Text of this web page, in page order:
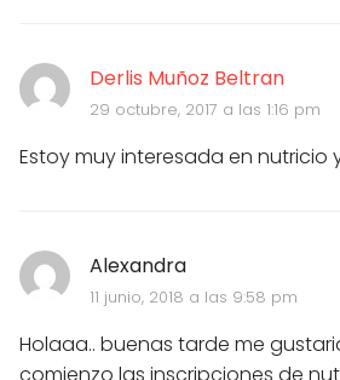
Derlis Muñoz Beltran
29 octubre, 2017 a las 1:16 pm
Estoy muy interesada en nutricio
Alexandra
11 junio, 2018 a las 9:58 pm
Holaaa.. buenas tarde me